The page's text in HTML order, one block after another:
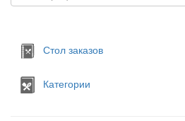
Стол заказов
Категории